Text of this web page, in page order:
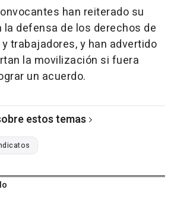
han reiterado su
defensa de los derechos de
trabajadores, y han advertido
la movilización si fuera
un acuerdo.
estos temas